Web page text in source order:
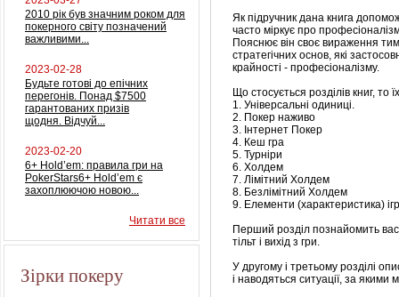
2010 рік був значним роком для
покерного світу позначений
важливими...
2023-02-28
Будьте готові до епічних
перегонів. Понад $7500
гарантованих призів
щодня. Відчуй...
2023-02-20
6+ Hold’em: правила гри на
PokerStars6+ Hold’em є
захоплюючою новою...
Читати все
Зірки покеру
Як підручник дана книга
часто міркує про
Пояснює він своє вираження
стратегічних основ, які
крайності - професіоналізму.
Що стосується розділів книг, то
1. Універсальні одиниці.
2. Покер наживо
3. Інтернет Покер
4. Кеш гра
5. Турніри
6. Холдем
7. Лімітний Холдем
8. Безлімітний Холдем
9. Елементи (характеристика)
Перший розділ познайомить
тільт і вихід з гри.
У другому і третьому розділі
і наводяться ситуації, за якими